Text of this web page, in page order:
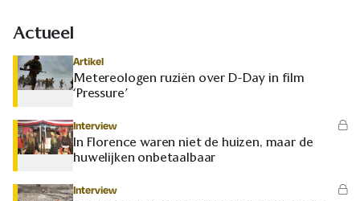
Actueel
Artikel
Metereologen ruziën over D-Day in film
‘Pressure’
Interview
In Florence waren niet de huizen, maar de
huwelijken onbetaalbaar
Interview